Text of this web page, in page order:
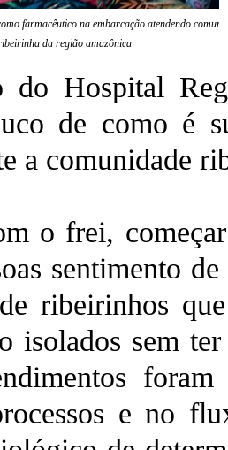
farmacêutico na embarcação atendendo
da região amazônica
do Hospital
de como é
a comunidade
o frei,
sentimento
ribeirinhos
isolados sem
e no